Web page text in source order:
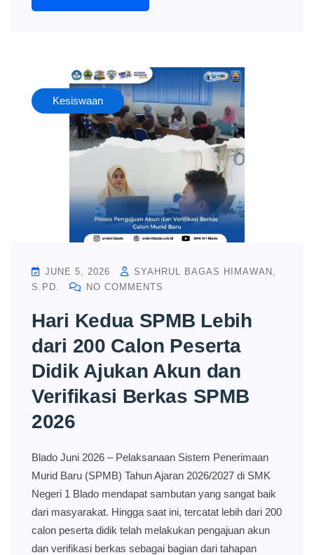
Kesiswaan
JUNE 5, 2026
SYAHRUL BAGAS HIMAWAN,
S.PD.
NO COMMENTS
Hari Kedua SPMB Lebih
dari 200 Calon Peserta
Didik Ajukan Akun dan
Verifikasi Berkas SPMB
2026
Blado Juni 2026 – Pelaksanaan Sistem Penerimaan
Murid Baru (SPMB) Tahun Ajaran 2026/2027 di SMK
Negeri 1 Blado mendapat sambutan yang sangat baik
dari masyarakat. Hingga saat ini, tercatat lebih dari 200
calon peserta didik telah melakukan pengajuan akun
dan verifikasi berkas sebagai bagian dari tahapan